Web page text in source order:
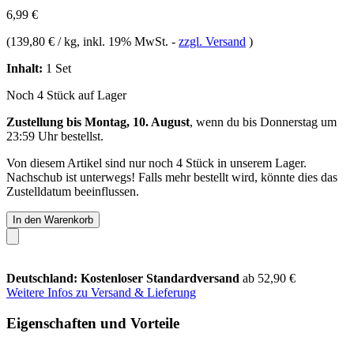
6,99 €
(139,80 € / kg, inkl. 19% MwSt. - zzgl. Versand )
Inhalt: 1 Set
Noch 4 Stück auf Lager
Zustellung bis Montag, 10. August, wenn du bis Donnerstag um
23:59 Uhrbestellst.
Von diesem Artikel sind nur noch 4 Stück in unserem Lager.
Nachschub ist unterwegs! Falls mehr bestellt wird, könnte dies das
Zustelldatum beeinflussen.
In den Warenkorb
Deutschland: Kostenloser Standardversand ab 52,90 €
Weitere Infos zu Versand & Lieferung
Eigenschaften und Vorteile